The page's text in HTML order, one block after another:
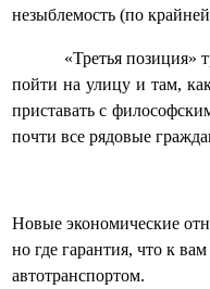
незыблемость (по
«Третья позиция»
пойти на улицу и там,
приставать с
почти все рядовые
Новые экономические
но где гарантия, что к
автотранспортом.